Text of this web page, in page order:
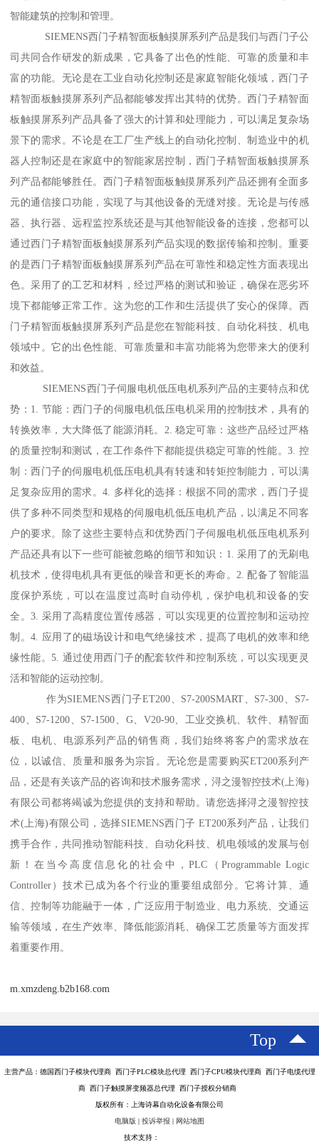
智能建筑的控制和管理。
SIEMENS西门子精智面板触摸屏系列产品是我们与西门子公
司共同合作研发的新成果，它具备了出色的性能、可靠的质量和丰
富的功能。无论是在工业自动化控制还是家庭智能化领域，西门子
精智面板触摸屏系列产品都能够发挥出其特的优势。西门子精智面
板触摸屏系列产品具备了强大的计算和处理能力，可以满足复杂场
景下的需求。不论是在工厂生产线上的自动化控制、制造业中的机
器人控制还是在家庭中的智能家居控制，西门子精智面板触摸屏系
列产品都能够胜任。西门子精智面板触摸屏系列产品还拥有全面多
元的通信接口功能，实现了与其他设备的无缝对接。无论是与传感
器、执行器、远程监控系统还是与其他智能设备的连接，您都可以
通过西门子精智面板触摸屏系列产品实现的数据传输和控制。重要
的是西门子精智面板触摸屏系列产品在可靠性和稳定性方面表现出
色。采用了的工艺和材料，经过严格的测试和验证，确保在恶劣环
境下都能够正常工作。这为您的工作和生活提供了安心的保障。西
门子精智面板触摸屏系列产品是您在智能科技、自动化科技、机电
领域中。它的出色性能、可靠质量和丰富功能将为您带来大的便利
和效益。
SIEMENS西门子伺服电机低压电机系列产品的主要特点和优
势：1. 节能：西门子的伺服电机低压电机采用的控制技术，具有的
转换效率，大大降低了能源消耗。2. 稳定可靠：这些产品经过严格
的质量控制和测试，在工作条件下都能提供稳定可靠的性能。3. 控
制：西门子的伺服电机低压电机具有转速和转矩控制能力，可以满
足复杂应用的需求。4. 多样化的选择：根据不同的需求，西门子提
供了多种不同类型和规格的伺服电机低压电机产品，以满足不同客
户的要求。除了这些主要特点和优势西门子伺服电机低压电机系列
产品还具有以下一些可能被忽略的细节和知识：1. 采用了的无刷电
机技术，使得电机具有更低的噪音和更长的寿命。2. 配备了智能温
度保护系统，可以在温度过高时自动停机，保护电机和设备的安
全。3. 采用了高精度位置传感器，可以实现更的位置控制和运动控
制。4. 应用了的磁场设计和电气绝缘技术，提髙了电机的效率和绝
缘性能。5. 通过使用西门子的配套软件和控制系统，可以实现更灵
活和智能的运动控制。
作为SIEMENS西门子ET200、S7-200SMART、S7-300、S7-
400、S7-1200、S7-1500、G、V20-90、工业交换机、软件、精智面
板、电机、电源系列产品的销售商，我们始终将客户的需求放在
位，以诚信、质量和服务为宗旨。无论您是需要购买ET200系列产
品，还是有关该产品的咨询和技术服务需求，浔之漫智控技术(上海)
有限公司都将竭诚为您提供的支持和帮助。请您选择浔之漫智控技
术(上海)有限公司，选择SIEMENS西门子 ET200系列产品，让我们
携手合作，共同推动智能科技、自动化科技、机电领域的发展与创
新！在当今高度信息化的社会中，PLC（Programmable Logic
Controller）技术已成为各个行业的重要组成部分。它将计算、通
信、控制等功能融于一体，广泛应用于制造业、电力系统、交通运
输等领域，在生产效率、降低能源消耗、确保工艺质量等方面发挥
着重要作用。
m.xmzdeng.b2b168.com
Top
主营产品：德国西门子模块代理商 西门子PLC模块总代理 西门子CPU模块代理商 西门子电缆代理
商 西门子触摸屏变频器总代理 西门子授权分销商
版权所有：上海诗幕自动化设备有限公司
电脑版 | 投诉举报 | 网站地图
技术支持：